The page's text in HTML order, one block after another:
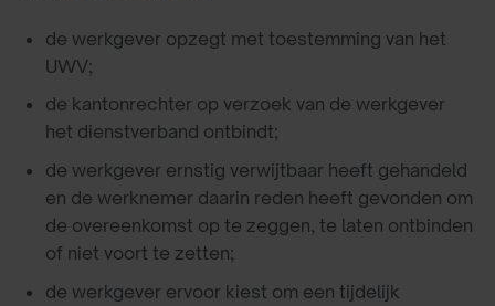
de werkgever opzegt met toestemming van het
UWV;
de kantonrechter op verzoek van de werkgever
het dienstverband ontbindt;
de werkgever ernstig verwijtbaar heeft gehandeld
en de werknemer daarin reden heeft gevonden om
de overeenkomst op te zeggen, te laten ontbinden
of niet voort te zetten;
de werkgever ervoor kiest om een tijdelijk